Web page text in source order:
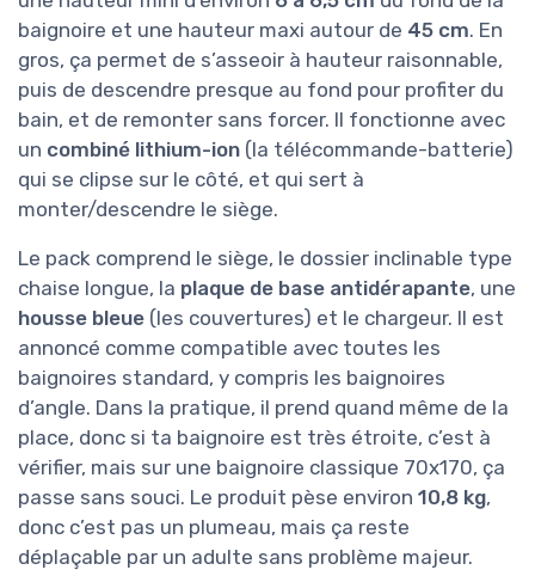
baignoire et une hauteur maxi autour de 45 cm. En
gros, ça permet de s’asseoir à hauteur raisonnable,
puis de descendre presque au fond pour profiter du
bain, et de remonter sans forcer. Il fonctionne avec
un combiné lithium-ion (la télécommande-batterie)
qui se clipse sur le côté, et qui sert à
monter/descendre le siège.
Le pack comprend le siège, le dossier inclinable type
chaise longue, la plaque de base antidérapante, une
housse bleue (les couvertures) et le chargeur. Il est
annoncé comme compatible avec toutes les
baignoires standard, y compris les baignoires
d’angle. Dans la pratique, il prend quand même de la
place, donc si ta baignoire est très étroite, c’est à
vérifier, mais sur une baignoire classique 70x170, ça
passe sans souci. Le produit pèse environ 10,8 kg,
donc c’est pas un plumeau, mais ça reste
déplaçable par un adulte sans problème majeur.